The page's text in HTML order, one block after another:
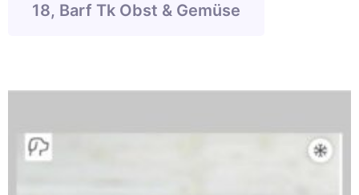
18, Barf Tk Obst & Gemüse